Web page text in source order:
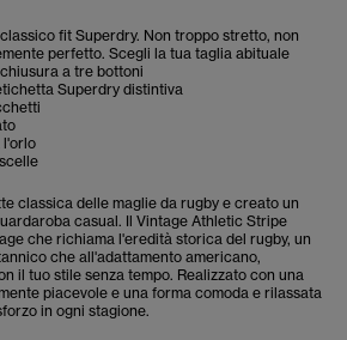
fit Superdry. Non troppo stretto, non
perfetto. Scegli la tua taglia abituale
a tre bottoni
Superdry distintiva
l'orlo
classica delle maglie da rugby e creato un
casual. Il Vintage Athletic Stripe
che richiama l'eredità storica del rugby, un
che all'adattamento americano,
il tuo stile senza tempo. Realizzato con una
piacevole e una forma comoda e rilassata
in ogni stagione.